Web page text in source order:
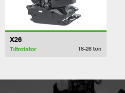
X26
Tiltrotator 18-26 ton